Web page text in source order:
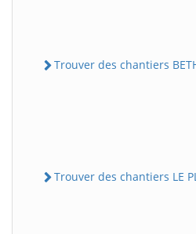
Trouver des chantiers
Trouver des chantiers LE